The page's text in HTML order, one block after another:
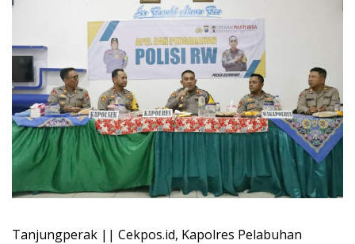
Tanjungperak || Cekpos.id, Kapolres Pelabuhan